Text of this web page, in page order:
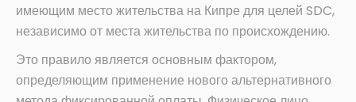
имеющим место жительства на Кипре для целей SDC,
независимо от места жительства по происхождению.
Это правило является основным фактором,
определяющим применение нового альтернативного